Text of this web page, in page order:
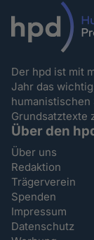
Der hpd ist mit
Jahr das
humanistischen
Grundsatztexte
Über den
Über uns
Redaktion
Trägerverein
Spenden
Impressum
Datenschutz